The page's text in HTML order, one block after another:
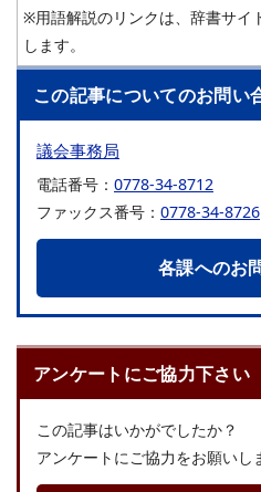
※用語解説のリンクは、辞書サイ
します。
この記事についてのお問い
議会事務局
電話番号： 0778-34-8712
ファックス番号： 0778-34-8726
各課へのお
アンケートにご協力下さい
この記事はいかがでしたか？
アンケートにご協力をお願いし